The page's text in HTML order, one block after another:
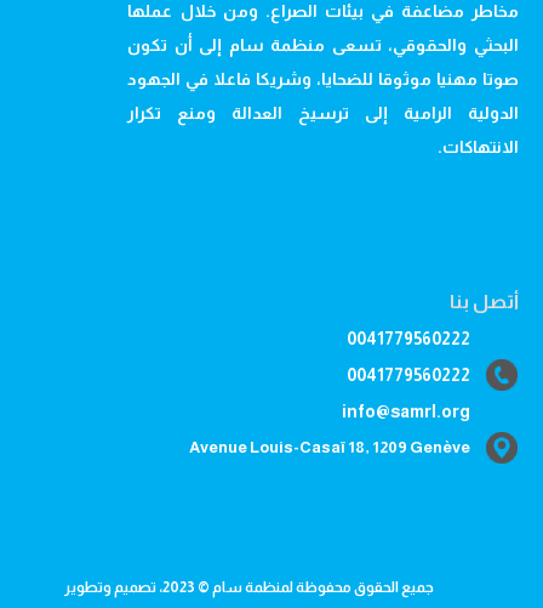
مخاطر مضاعفة في بيئات الصراع. ومن خلال عملها
البحثي والحقوقي، تسعى منظمة سام إلى أن تكون
صوتا مهنيا موثوقا للضحايا، وشريكا فاعلا في الجهود
الدولية الرامية إلى ترسيخ العدالة ومنع تكرار
الانتهاكات.
أتصل بنا
0041779560222
0041779560222
info@samrl.org
Avenue Louis-Casaï 18, 1209 Genève
جميع الحقوق محفوظة لمنظمة سام © 2023، تصميم وتطوير